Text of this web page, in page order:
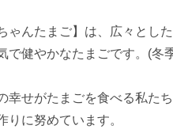
ゃんたまご】は、広々とし
で健やかなたまごです。(冬
幸せがたまごを食べる私た
りに努めています。